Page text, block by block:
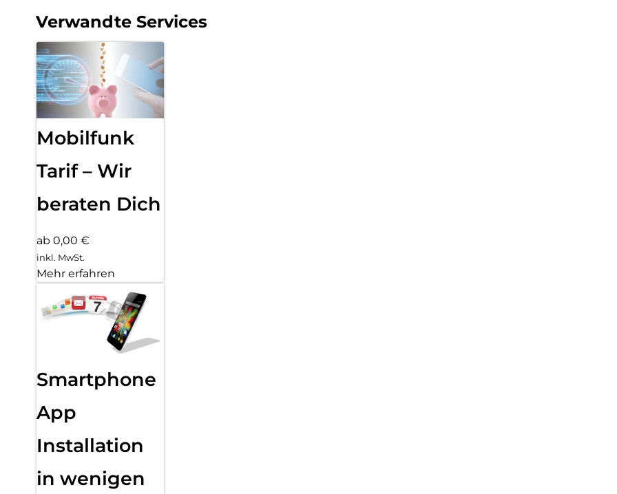
Verwandte Services
Mobilfunk
Tarif – Wir
beraten Dich
ab 0,00 €
inkl. MwSt.
Mehr erfahren
Smartphone
App
Installation
in wenigen